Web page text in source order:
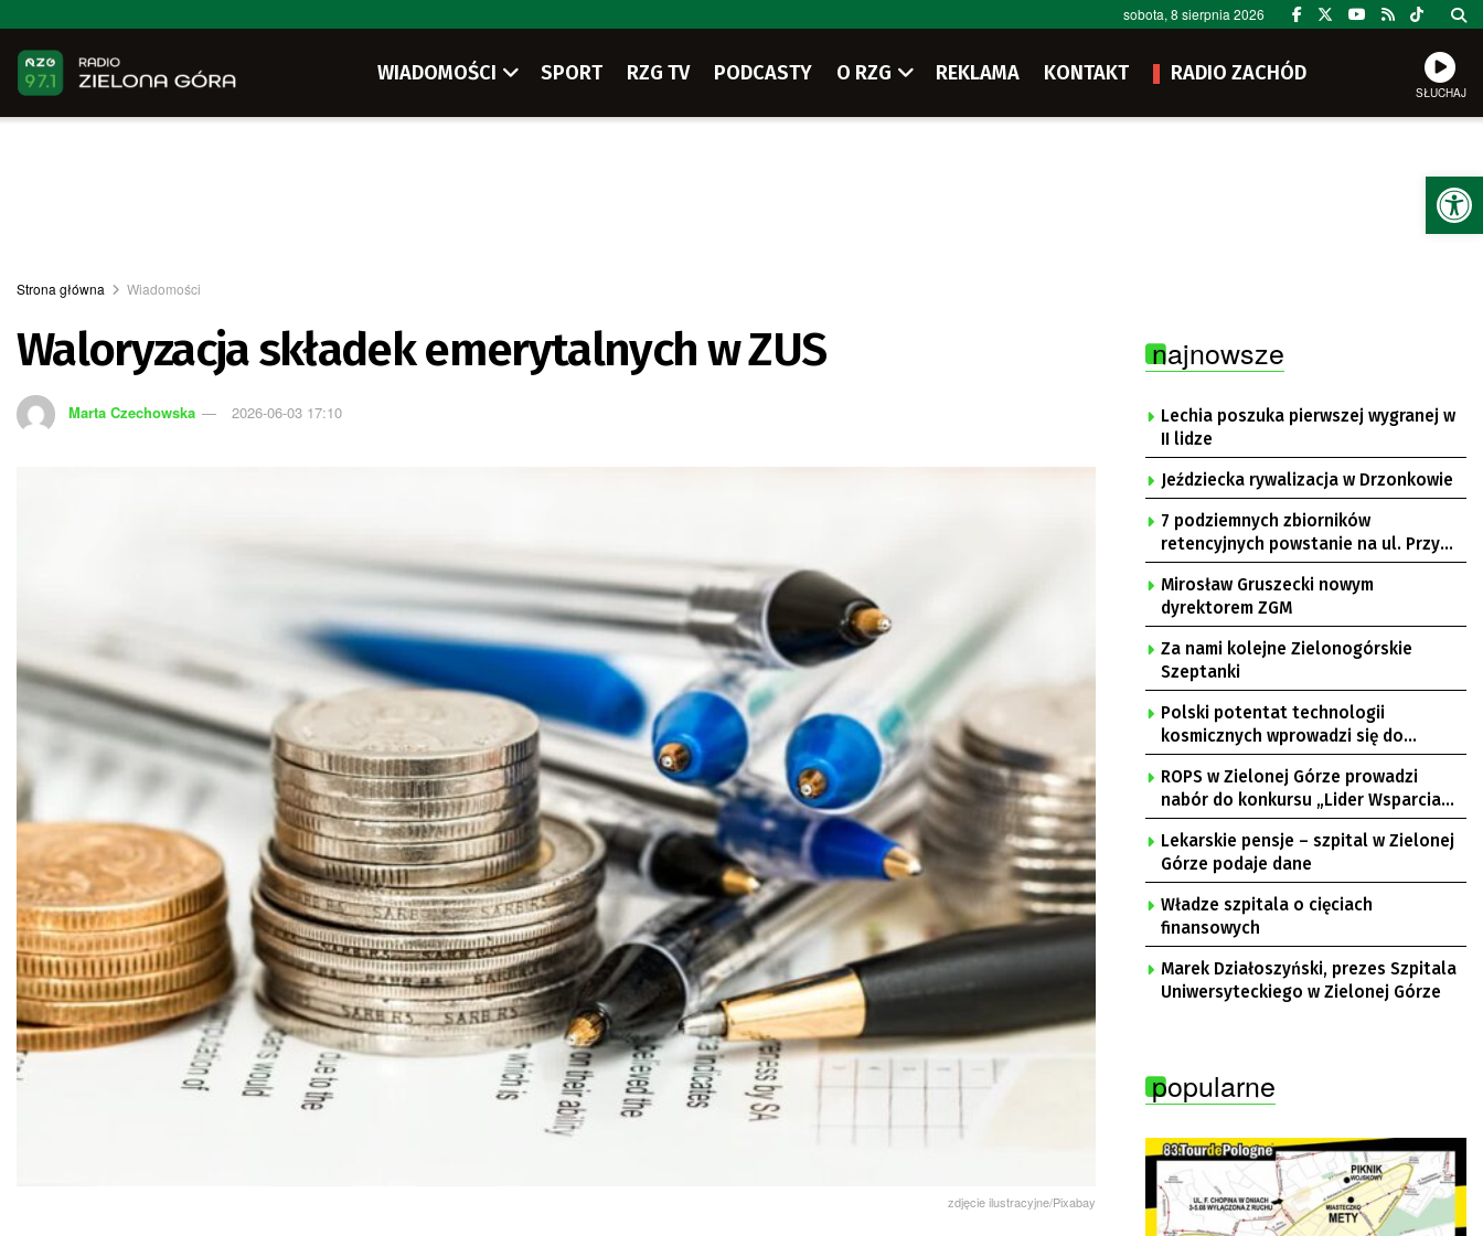
sobota, 8 sierpnia 2026
WIADOMOŚCI SPORT RZG TV PODCASTY O RZG REKLAMA KONTAKT RADIO ZACHÓD
SŁUCHAJ
Strona główna Wiadomości
Waloryzacja składek emerytalnych w ZUS
Marta Czechowska 2026-06-03 17:10
zdjęcie ilustracyjne/Pixabay
najnowsze
Lechia poszuka pierwszej wygranej w
II lidze
Jeździecka rywalizacja w Drzonkowie
7 podziemnych zbiorników
retencyjnych powstanie na ul. Przy
Gazowni
Mirosław Gruszecki nowym
dyrektorem ZGM
Za nami kolejne Zielonogórskie
Szeptanki
Polski potentat technologii
kosmicznych wprowadzi się do
Zielonej Góry
ROPS w Zielonej Górze prowadzi
nabór do konkursu „Lider Wsparcia
Seniora”
Lekarskie pensje – szpital w Zielonej
Górze podaje dane
Władze szpitala o cięciach
finansowych
Marek Działoszyński, prezes Szpitala
Uniwersyteckiego w Zielonej Górze
popularne